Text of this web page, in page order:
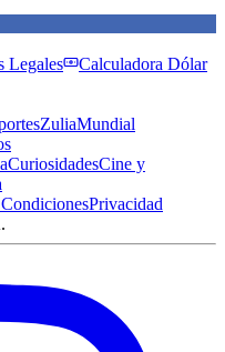
Legales
Calculadora Dólar
ZuliaMundial
CuriosidadesCine y
Privacidad